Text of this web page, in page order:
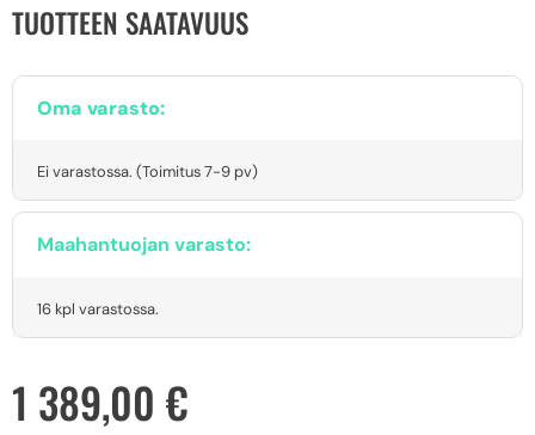
TUOTTEEN SAATAVUUS
Oma varasto:
Ei varastossa. (Toimitus 7-9 pv)
Maahantuojan varasto:
16 kpl varastossa.
1 389,00 €